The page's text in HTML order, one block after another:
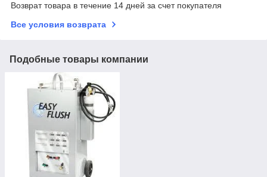
Возврат товара в течение 14 дней за счет покупателя
Все условия возврата
Подобные товары компании